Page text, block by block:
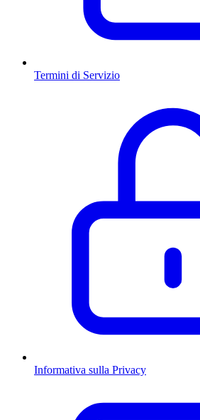
Termini di Servizio
Informativa sulla Privacy